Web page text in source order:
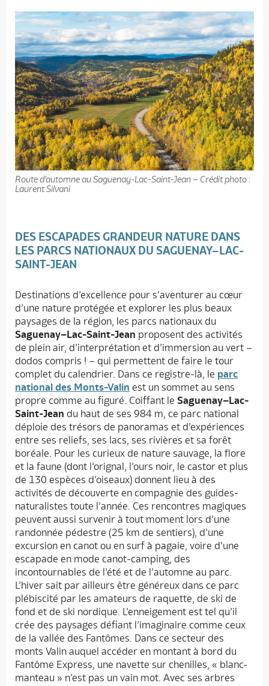
Route d’automne au Saguenay-Lac-Saint-Jean – Crédit photo :
Laurent Silvani
DES ESCAPADES GRANDEUR NATURE DANS
LES PARCS NATIONAUX DU SAGUENAY–LAC-
SAINT-JEAN
Destinations d’excellence pour s’aventurer au cœur
d’une nature protégée et explorer les plus beaux
paysages de la région, les parcs nationaux du
Saguenay–Lac-Saint-Jean proposent des activités
de plein air, d’interprétation et d’immersion au vert –
dodos compris ! – qui permettent de faire le tour
complet du calendrier. Dans ce registre-là, le parc
national des Monts-Valin est un sommet au sens
propre comme au figuré. Coiffant le Saguenay–Lac-
Saint-Jean du haut de ses 984 m, ce parc national
déploie des trésors de panoramas et d’expériences
entre ses reliefs, ses lacs, ses rivières et sa forêt
boréale. Pour les curieux de nature sauvage, la flore
et la faune (dont l’orignal, l’ours noir, le castor et plus
de 130 espèces d’oiseaux) donnent lieu à des
activités de découverte en compagnie des guides-
naturalistes toute l’année. Ces rencontres magiques
peuvent aussi survenir à tout moment lors d’une
randonnée pédestre (25 km de sentiers), d’une
excursion en canot ou en surf à pagaie, voire d’une
escapade en mode canot-camping, des
incontournables de l’été et de l’automne au parc.
L’hiver sait par ailleurs être généreux dans ce parc
plébiscité par les amateurs de raquette, de ski de
fond et de ski nordique. L’enneigement est tel qu’il
crée des paysages défiant l’imaginaire comme ceux
de la vallée des Fantômes. Dans ce secteur des
monts Valin auquel accéder en montant à bord du
Fantôme Express, une navette sur chenilles, « blanc-
manteau » n’est pas un vain mot. Avec ses arbres